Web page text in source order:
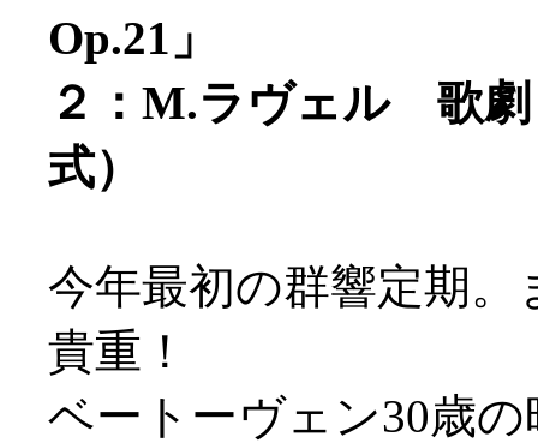
Op.21」
２：M.ラヴェル 歌劇
式）
今年最初の群響定期
貴重！
ベートーヴェン30歳